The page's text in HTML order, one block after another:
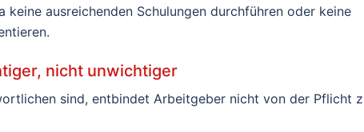
ausreichenden Schulungen durchführen oder keine
nicht unwichtiger
sind, entbindet Arbeitgeber nicht von der Pflicht